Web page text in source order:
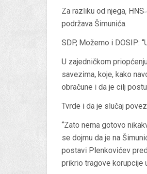
Za razliku od njega,
podržava Šimunića.
SDP, Možemo i DOSIP:
U zajedničkom
savezima, koje, kako
obračune i da je cilj
Tvrde i da je slučaj
“Zato nema gotovo
se dojmu da je na
postavi Plenkovićev
prikrio tragove korupcije